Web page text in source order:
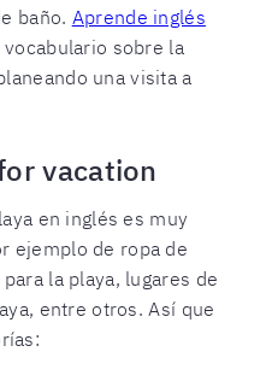
baño. Aprende inglés
sobre la
una visita a
vacation
en inglés es muy
ejemplo de ropa de
la playa, lugares de
entre otros. Así que